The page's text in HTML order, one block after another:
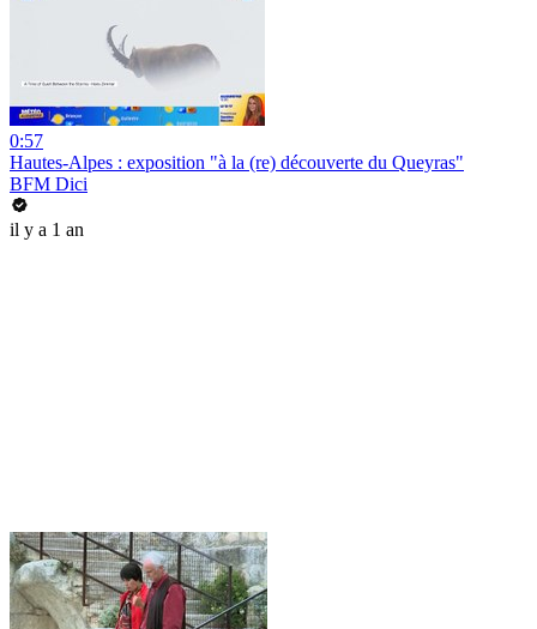
0:57
Hautes-Alpes : exposition "à la (re) découverte du Queyras"
BFM Dici
il y a 1 an